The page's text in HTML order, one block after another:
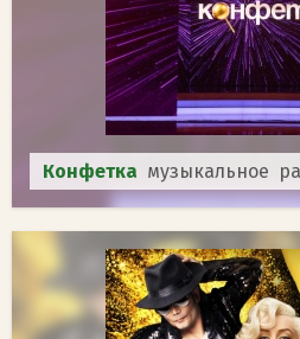
Конфетка музыкальное